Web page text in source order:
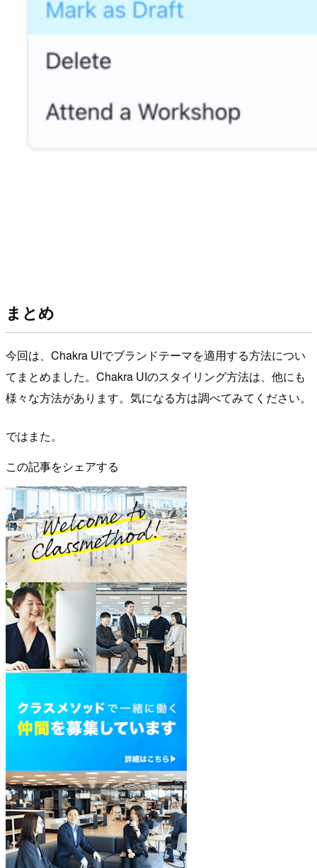
まとめ
今回は、Chakra UIでブランドテーマを適用する方法につい
てまとめました。Chakra UIのスタイリング方法は、他にも
様々な方法があります。気になる方は調べてみてください。
ではまた。
この記事をシェアする